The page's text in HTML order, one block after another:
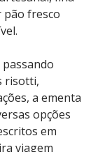
pão fresco
passando
risotti,
a ementa
opções
em
viagem